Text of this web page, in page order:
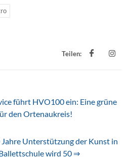
Teilen:
führt HVO100 ein: Eine grüne
den Ortenaukreis!
Unterstützung der Kunst in
wird 50 ⇒